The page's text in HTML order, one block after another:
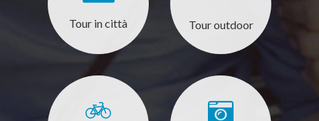
Tour in città Tour outdoor